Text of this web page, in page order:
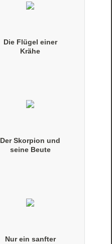
Die Flügel einer
Krähe
Der Skorpion und
seine Beute
Nur ein sanfter